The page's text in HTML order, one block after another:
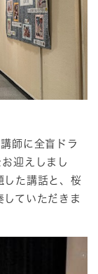
師に全盲ドラ
迎えしまし
した講話と、桜
ていただきま